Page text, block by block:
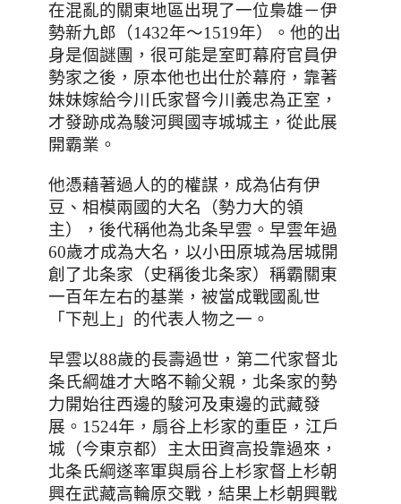
在混亂的關東地區出現了一位梟雄－伊
勢新九郎（1432年～1519年）
。 他的出
身是個謎團 ，很可能是室町幕府官員伊
勢家之後，原本他也出仕於幕府 ， 靠著
妹妹嫁給今川氏家督今川義忠為正室 ，
才發跡成為駿河興國寺城城主 ，從此展
開霸業。
他憑藉著過人的的權謀，成為佔有伊
豆、相模兩國的大名 （勢力大的領
主）
，後代稱他為北条早雲 。早雲年過
60歲才成為大名， 以小田原城為居城開
創了北条家（史稱後北条家）稱霸關東
一百年左右的基業 ， 被當成戰國亂世
「 下剋上 」 的代表人物之一。
早雲以88歲的長壽過世，第二代家督北
条氏綱雄才大略不輸父親 ， 北条家的勢
力開始往西邊的駿河及東邊的武藏發
展。1524年 ， 扇谷上杉家的重臣 ， 江戶
城 （今東京都） 主太田資高投靠過來，
北条氏綱遂率軍與扇谷上杉家督上杉朝
興在武藏高輪原交戰，結果上杉朝興戰